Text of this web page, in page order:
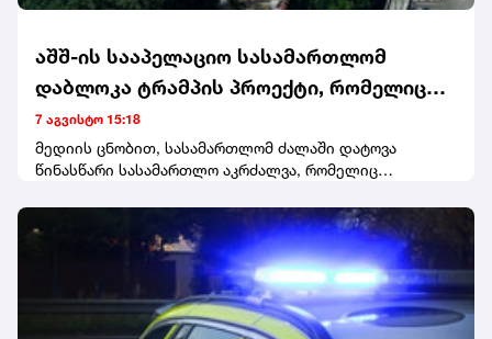
აშშ-ის სააპელაციო სასამართლომ
დაბლოკა ტრამპის პროექტი, რომელიც
თეთრი სახლის ერთ-ერთ ფლიგელში 400
მილიონის ღირებულების საბანკეტო
დარბაზის აშენებას ითვალისწინებდა
7 აგვისტო 15:18
მედიის ცნობით, სასამართლომ ძალაში დატოვა
წინასწარი სასამართლო აკრძალვა, რომელიც
ფონდმა მოიპოვა. აღნიშნულმა ორგანიზაციამ, სარჩელი
გასულ წელს, მას შემდეგ შეიტანა, რაც ადმინისტრაციამ
აღმოსავლეთის ფლიგელი დაანგრია და კონგრესის
ნებართვის გარეშე 8 360 კვადრატული მეტრის
ფართობის საბანკეტო დარბაზის მშენებლობა
დაიწყო.სააპელაციო სასამართლომ გადაწყვეტილების